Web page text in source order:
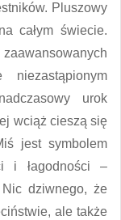
Pluszowy
całym świecie.
niezastąpionym
urok
wciąż cieszą się
jest symbolem
i łagodności –
dziwnego, że
ale także